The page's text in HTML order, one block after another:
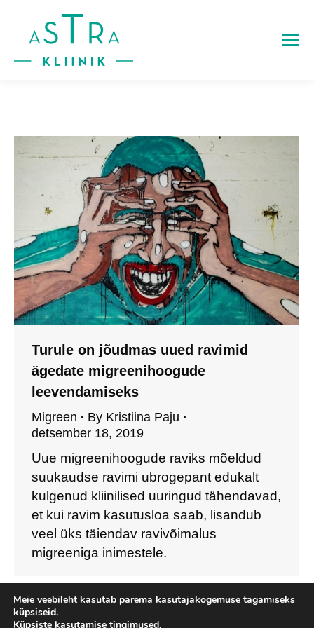
Turule on jõudmas uued ravimid
ägedate migreenihoogude
leevendamiseks
Migreen By Kristiina Paju
detsember 18, 2019
Uue migreenihoogude raviks mõeldud
suukaudse ravimi ubrogepant edukalt
kulgenud kliinilised uuringud tähendavad,
et kui ravim kasutusloa saab, lisandub
veel üks täiendav ravivõimalus
migreeniga inimestele.
Meie veebileht kasutab parema kasutajakogemuse tagamiseks
küpsiseid.
Küpsiste kasutamise tingimused.